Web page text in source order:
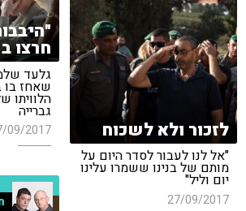
חרצו
גלעד
שאחז בו
הלוויתו
גברייה
09/2017 לזכור ולא לשכוח
"אל לנו לעבור לסדר היום על
מותם של בנינו ששמרו עלינו
יום וליל"
27/09/2017